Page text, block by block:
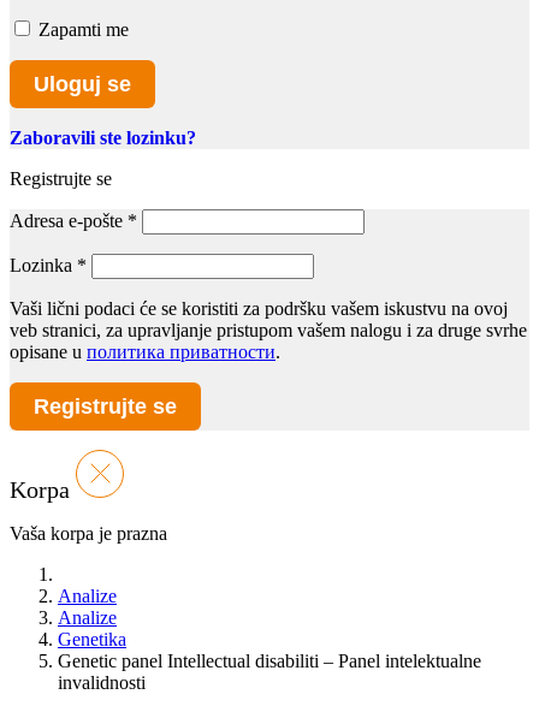
Zapamti me
Uloguj se
Zaboravili ste lozinku?
Registrujte se
Adresa e-pošte *
Lozinka *
Vaši lični podaci će se koristiti za podršku vašem iskustvu na ovoj
veb stranici, za upravljanje pristupom vašem nalogu i za druge svrhe
opisane u политика приватности.
Registrujte se
Korpa
Vaša korpa je prazna
Analize
Analize
Genetika
Genetic panel Intellectual disabiliti – Panel intelektualne
invalidnosti